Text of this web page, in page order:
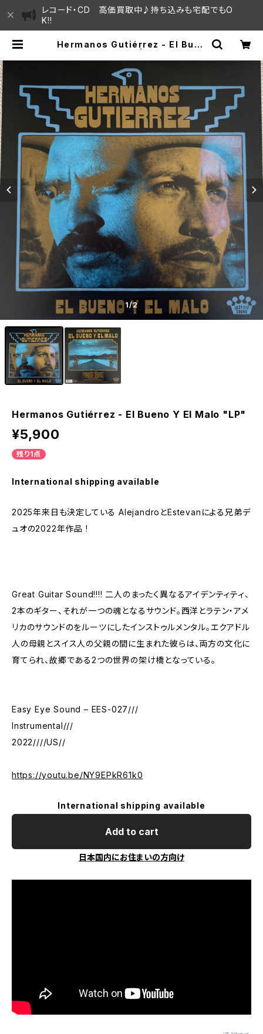
レコード・CD 高価買取中♪持ち込みも宅配でもO
K!!
Hermanos Gutiérrez - El Buen
USE / ハレまち通りからすぐ♫見晴ら
しの良いレコード屋
1/2
Hermanos Gutiérrez - El Bueno Y El Malo "LP"
¥5,900
残り1点
International shipping available
2025年来日も決定している AlejandroとEstevanによる兄弟デ
ュオの2022年作品 !
Great Guitar Sound!!!! 二人のまったく異なるアイデンティティ、
2本のギター、それが一つの魂となるサウンド。西洋とラテン・アメ
リカのサウンドのをルーツにしたインストゥルメンタル。エクアドル
人の母親とスイス人の父親の間に生まれた彼らは、両方の文化に
育てられ、故郷である2つの世界の架け橋となっている。
Easy Eye Sound – EES-027///
Instrumental///
2022////US//
https://youtu.be/NY9EPkR61k0
International shipping available
Add to cart
日本国内にお住まいの方向け